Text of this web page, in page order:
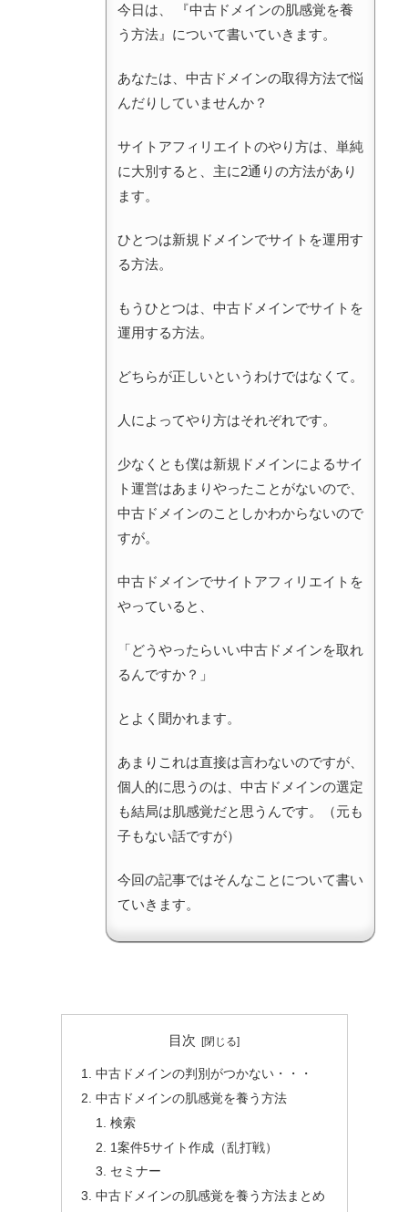
今日は、 『中古ドメインの肌感覚を養
う方法』について書いていきます。
あなたは、中古ドメインの取得方法で悩
んだりしていませんか？
サイトアフィリエイトのやり方は、単純
に大別すると、主に2通りの方法があり
ます。
ひとつは新規ドメインでサイトを運用す
る方法。
もうひとつは、中古ドメインでサイトを
運用する方法。
どちらが正しいというわけではなくて。
人によってやり方はそれぞれです。
少なくとも僕は新規ドメインによるサイ
ト運営はあまりやったことがないので、
中古ドメインのことしかわからないので
すが。
中古ドメインでサイトアフィリエイトを
やっていると、
「どうやったらいい中古ドメインを取れ
るんですか？」
とよく聞かれます。
あまりこれは直接は言わないのですが、
個人的に思うのは、中古ドメインの選定
も結局は肌感覚だと思うんです。（元も
子もない話ですが）
今回の記事ではそんなことについて書い
ていきます。
目次
中古ドメインの判別がつかない・・・
中古ドメインの肌感覚を養う方法
検索
1案件5サイト作成（乱打戦）
セミナー
中古ドメインの肌感覚を養う方法まとめ